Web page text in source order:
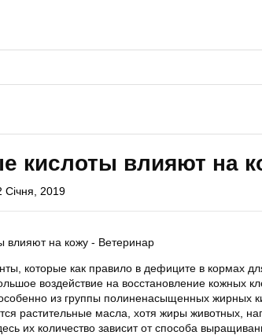
кислоты влияют на
Січня, 2019
которые как правило в дефиците в кормах
воздействие на восстановление кожных
из группы полиненасыщенных жирных
растительные масла, хотя жиры животных,
их количество зависит от способа